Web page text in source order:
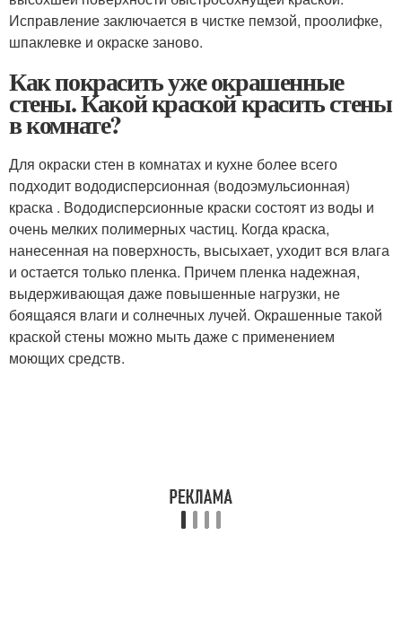
Исправление заключается в чистке пемзой, проолифке,
шпаклевке и окраске заново.
Как покрасить уже окрашенные
стены. Какой краской красить стены
в комнате?
Для окраски стен в комнатах и кухне более всего
подходит вододисперсионная (водоэмульсионная)
краска . Вододисперсионные краски состоят из воды и
очень мелких полимерных частиц. Когда краска,
нанесенная на поверхность, высыхает, уходит вся влага
и остается только пленка. Причем пленка надежная,
выдерживающая даже повышенные нагрузки, не
боящаяся влаги и солнечных лучей. Окрашенные такой
краской стены можно мыть даже с применением
моющих средств.